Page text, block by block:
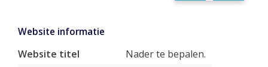
Website informatie
Website titel
Nader te bepalen.